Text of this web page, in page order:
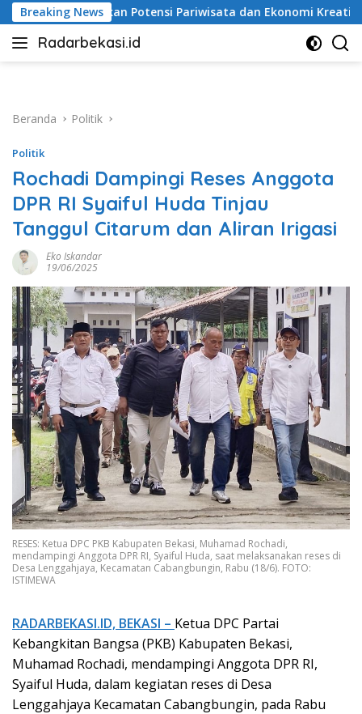
Langsung
ke
konten
Breaking News
Pariwisata dan Ekonomi Kreatif Alarm
Radarbekasi.id
Berita
Beranda
Politik
Politik
Rochadi Dampingi Reses Anggota
DPR RI Syaiful Huda Tinjau
Tanggul Citarum dan Aliran Irigasi
Eko Iskandar
19/06/2025
RESES: Ketua DPC PKB Kabupaten Bekasi, Muhamad Rochadi,
mendampingi Anggota DPR RI, Syaiful Huda, saat melaksanakan reses di
Desa Lenggahjaya, Kecamatan Cabangbungin, Rabu (18/6). FOTO:
ISTIMEWA
RADARBEKASI.ID, BEKASI – Ketua DPC Partai
Kebangkitan Bangsa (PKB) Kabupaten Bekasi,
Muhamad Rochadi, mendampingi Anggota DPR RI,
Syaiful Huda, dalam kegiatan reses di Desa
Lenggahjaya Kecamatan Cabangbungin, pada Rabu